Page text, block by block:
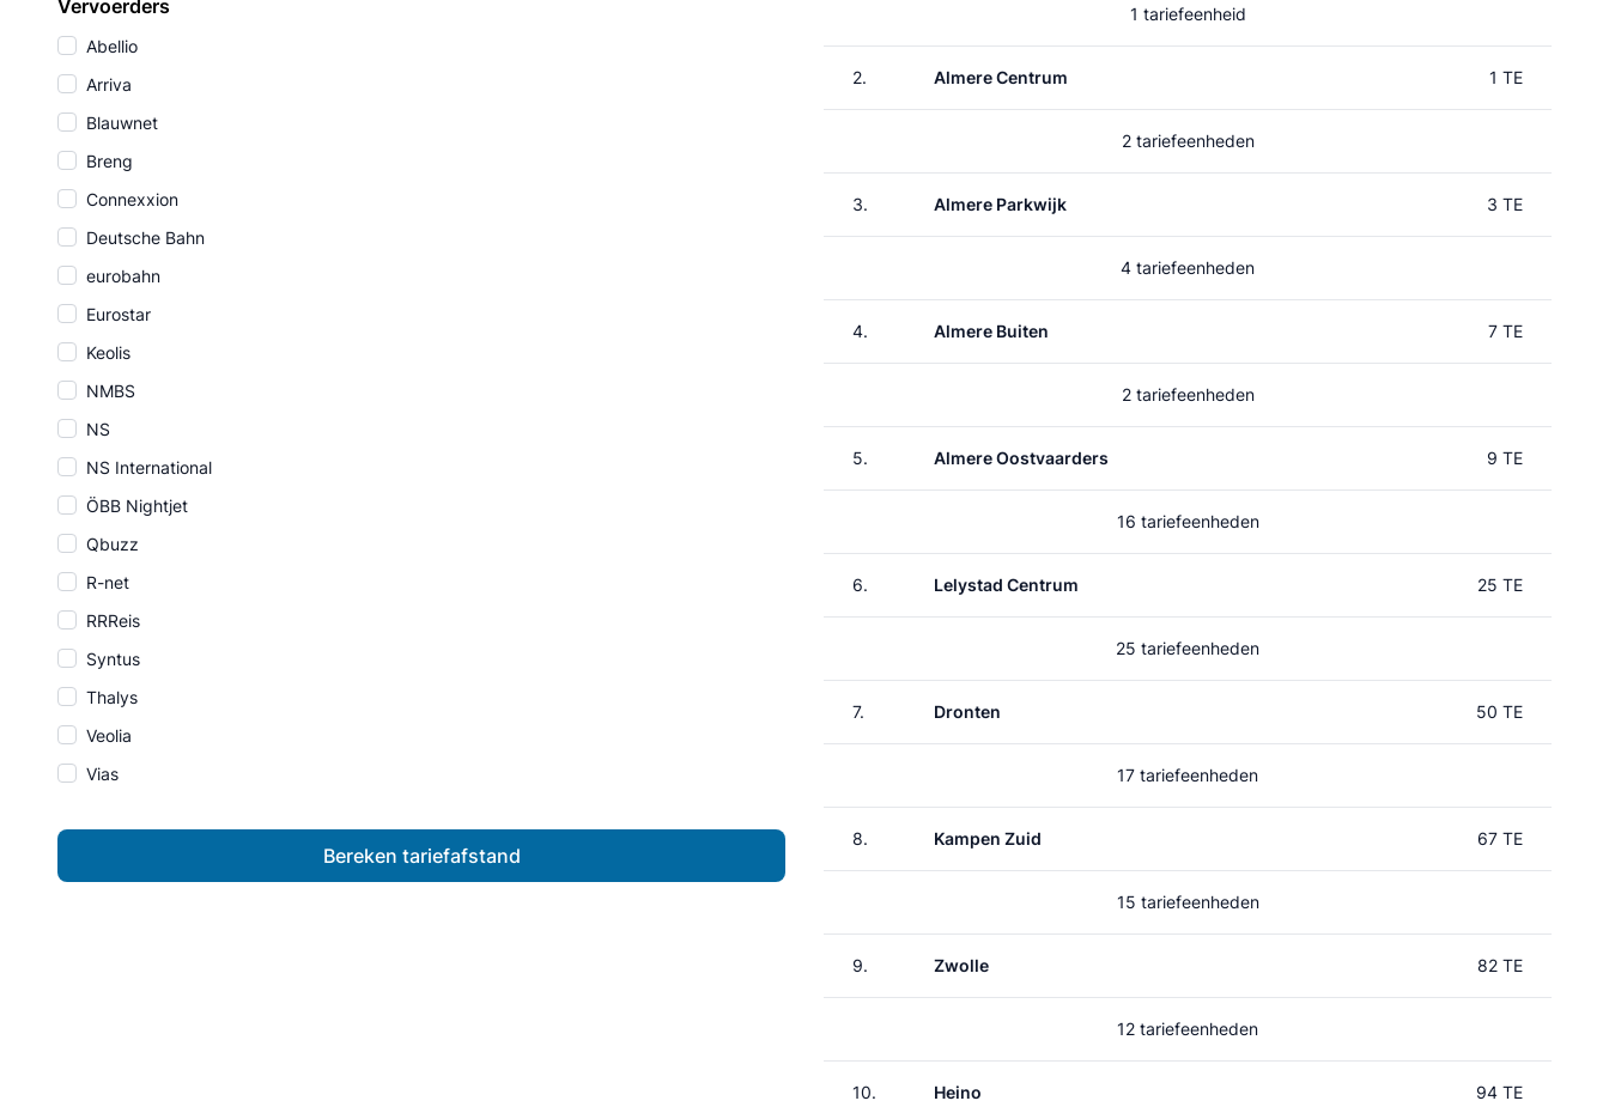
Vervoerders
Abellio
Arriva
Blauwnet
Breng
Connexxion
Deutsche Bahn
eurobahn
Eurostar
Keolis
NMBS
NS
NS International
ÖBB Nightjet
Qbuzz
R-net
RRReis
Syntus
Thalys
Veolia
Vias
Bereken tariefafstand
1 tariefeenheid
2. Almere Centrum 1 TE
2 tariefeenheden
3. Almere Parkwijk 3 TE
4 tariefeenheden
4. Almere Buiten 7 TE
2 tariefeenheden
5. Almere Oostvaarders 9 TE
16 tariefeenheden
6. Lelystad Centrum 25 TE
25 tariefeenheden
7. Dronten 50 TE
17 tariefeenheden
8. Kampen Zuid 67 TE
15 tariefeenheden
9. Zwolle 82 TE
12 tariefeenheden
10. Heino 94 TE